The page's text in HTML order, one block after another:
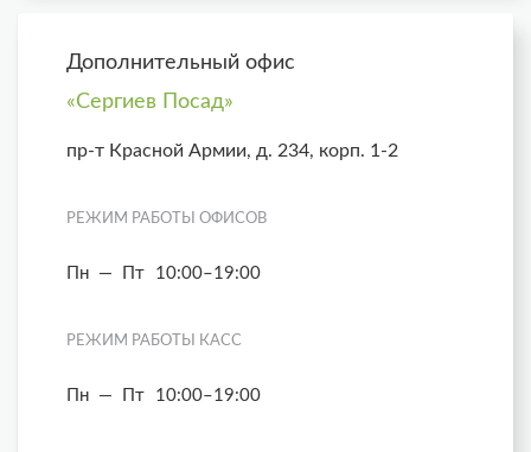
Дополнительный офис
«Сергиев Посад»
пр-т Красной Армии, д. 234, корп. 1-2
РЕЖИМ РАБОТЫ ОФИСОВ
Пн — Пт 10:00–19:00
РЕЖИМ РАБОТЫ КАСС
Пн — Пт 10:00–19:00